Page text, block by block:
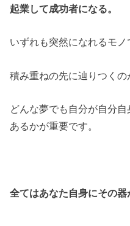
起業して成功者になる。
いずれも突然になれるモノ
積み重ねの先に辿りつくの
どんな夢でも自分が自分
あるかが重要です。
全てはあなた自身にその器